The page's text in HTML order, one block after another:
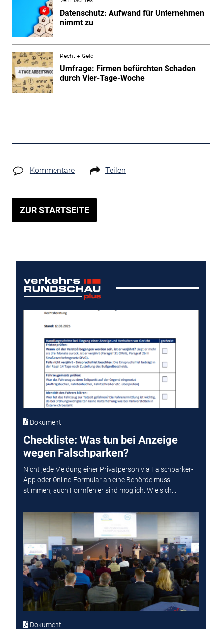
Datenschutz: Aufwand für Unternehmen
nimmt zu
Recht + Geld
Umfrage: Firmen befürchten Schaden
durch Vier-Tage-Woche
Kommentare Teilen
ZUR STARTSEITE
Dokument
Checkliste: Was tun bei Anzeige
wegen Falschparken?
Nicht jede Meldung einer Privatperson via Falschparker-
App oder Online-Formular an eine Behörde muss
stimmen, auch Formfehler sind möglich. Wie sich...
Dokument